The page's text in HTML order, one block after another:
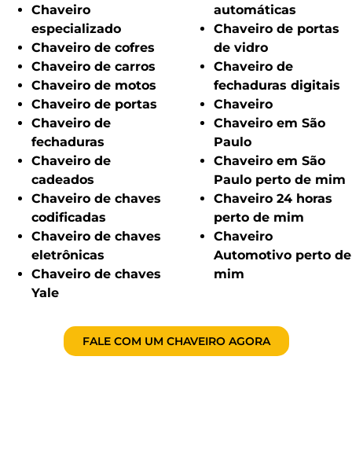
Chaveiro
especializado
Chaveiro de cofres
Chaveiro de carros
Chaveiro de motos
Chaveiro de portas
Chaveiro de
fechaduras
Chaveiro de
cadeados
Chaveiro de chaves
codificadas
Chaveiro de chaves
eletrônicas
Chaveiro de chaves
Yale
automáticas
Chaveiro de portas
de vidro
Chaveiro de
fechaduras digitais
Chaveiro
Chaveiro em São
Paulo
Chaveiro em São
Paulo perto de mim
Chaveiro 24 horas
perto de mim
Chaveiro
Automotivo perto de
mim
FALE COM UM CHAVEIRO AGORA